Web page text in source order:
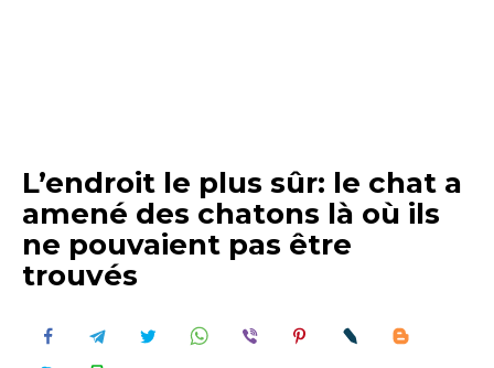
L’endroit le plus sûr: le chat a
amené des chatons là où ils
ne pouvaient pas être
trouvés